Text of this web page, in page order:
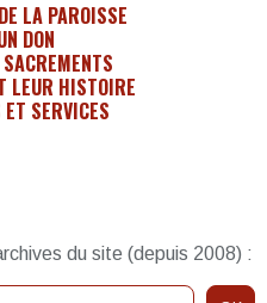
du site (depuis 2008) :
LA PAROISSE
DON
LEUR HISTOIRE
SERVICES